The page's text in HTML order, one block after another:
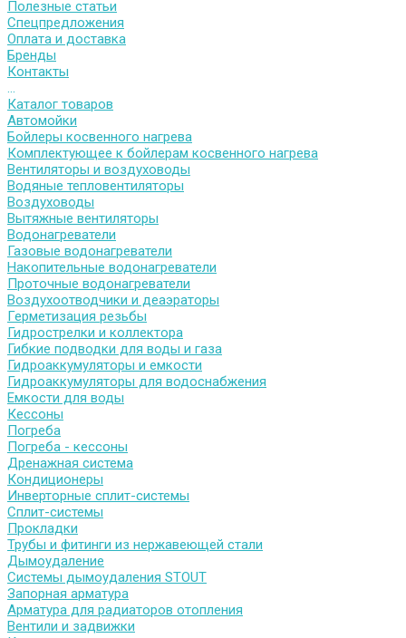
Полезные статьи
Спецпредложения
Оплата и доставка
Бренды
Контакты
...
Каталог товаров
Автомойки
Бойлеры косвенного нагрева
Комплектующее к бойлерам косвенного нагрева
Вентиляторы и воздуховоды
Водяные тепловентиляторы
Воздуховоды
Вытяжные вентиляторы
Водонагреватели
Газовые водонагреватели
Накопительные водонагреватели
Проточные водонагреватели
Воздухоотводчики и деаэраторы
Герметизация резьбы
Гидрострелки и коллектора
Гибкие подводки для воды и газа
Гидроаккумуляторы и емкости
Гидроаккумуляторы для водоснабжения
Емкости для воды
Кессоны
Погреба
Погреба - кессоны
Дренажная система
Кондиционеры
Инверторные сплит-системы
Сплит-системы
Прокладки
Трубы и фитинги из нержавеющей стали
Дымоудаление
Системы дымоудаления STOUT
Запорная арматура
Арматура для радиаторов отопления
Вентили и задвижки